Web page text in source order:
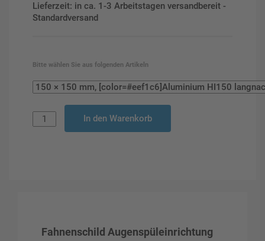
Lieferzeit: in ca. 1-3 Arbeitstagen versandbereit -
Standardversand
Bitte wählen Sie aus folgenden Artikeln
In den Warenkorb
Fahnenschild Augenspüleinrichtung